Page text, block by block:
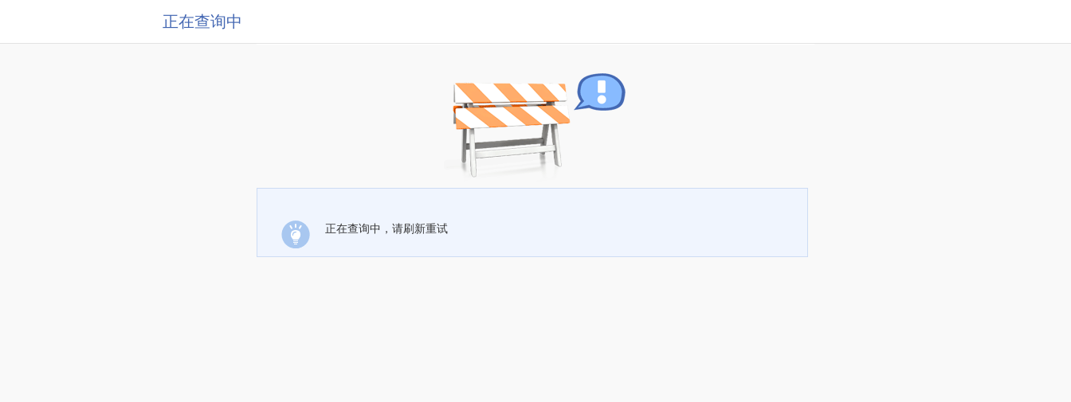
正在查询中
正在查询中，请刷新重试